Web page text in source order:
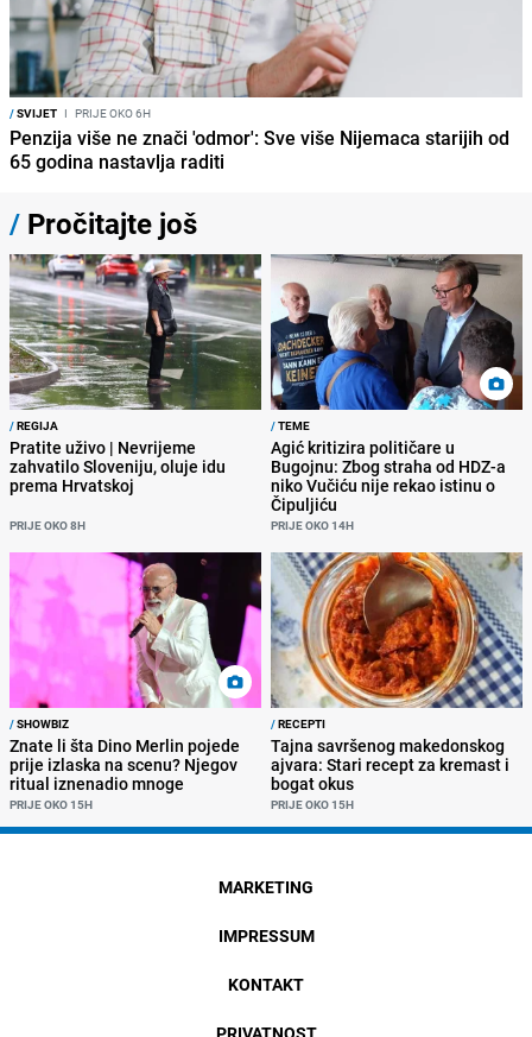
/SVIJET I PRIJE OKO 6H
Penzija više ne znači 'odmor': Sve više Nijemaca starijih od
65 godina nastavlja raditi
/ Pročitajte još
/REGIJA
Pratite uživo | Nevrijeme
zahvatilo Sloveniju, oluje idu
prema Hrvatskoj
PRIJE OKO 8H
/TEME
Agić kritizira političare u
Bugojnu: Zbog straha od HDZ-a
niko Vučiću nije rekao istinu o
Čipuljiću
PRIJE OKO 14H
/SHOWBIZ
Znate li šta Dino Merlin pojede
prije izlaska na scenu? Njegov
ritual iznenadio mnoge
PRIJE OKO 15H
/RECEPTI
Tajna savršenog makedonskog
ajvara: Stari recept za kremast i
bogat okus
PRIJE OKO 15H
MARKETING
IMPRESSUM
KONTAKT